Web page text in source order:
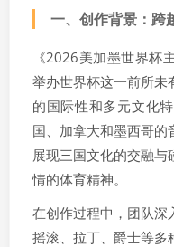
一、创作背景：跨
《2026美加墨世界杯
举办世界杯这一前所
的国际性和多元文化
国、加拿大和墨西哥的
展现三国文化的交融
情的体育精神。
在创作过程中，团队深
摇滚、拉丁、爵士等多